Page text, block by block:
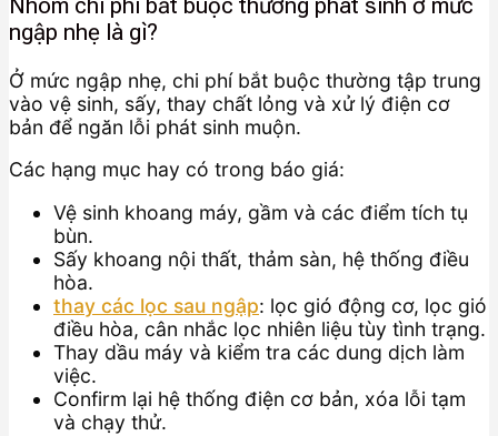
Nhóm chi phí bắt buộc thường phát sinh ở mức
ngập nhẹ là gì?
Ở mức ngập nhẹ, chi phí bắt buộc thường tập trung
vào vệ sinh, sấy, thay chất lỏng và xử lý điện cơ
bản để ngăn lỗi phát sinh muộn.
Các hạng mục hay có trong báo giá:
Vệ sinh khoang máy, gầm và các điểm tích tụ
bùn.
Sấy khoang nội thất, thảm sàn, hệ thống điều
hòa.
thay các lọc sau ngập: lọc gió động cơ, lọc gió
điều hòa, cân nhắc lọc nhiên liệu tùy tình trạng.
Thay dầu máy và kiểm tra các dung dịch làm
việc.
Confirm lại hệ thống điện cơ bản, xóa lỗi tạm
và chạy thử.